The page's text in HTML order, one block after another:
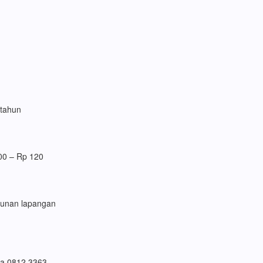
– Rp 120
lapangan